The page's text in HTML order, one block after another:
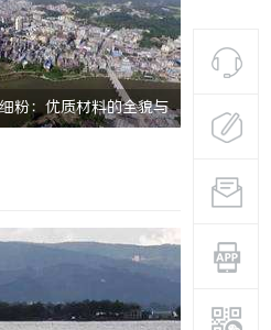
识产权律师在疑难复杂